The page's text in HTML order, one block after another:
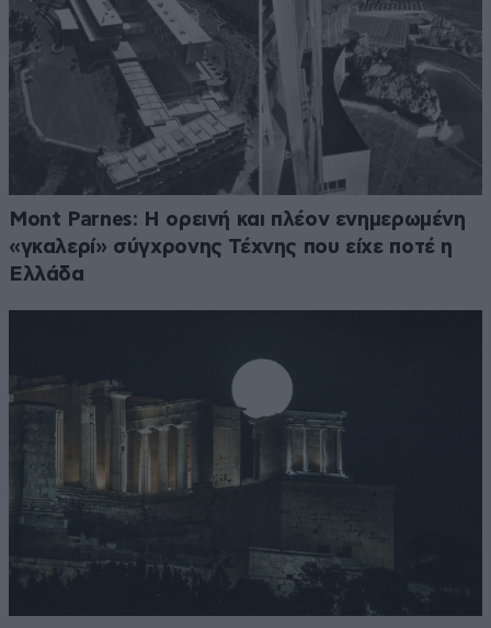
Mont Parnes: Η ορεινή και πλέον ενημερωμένη
«γκαλερί» σύγχρονης Τέχνης που είχε ποτέ η
Ελλάδα